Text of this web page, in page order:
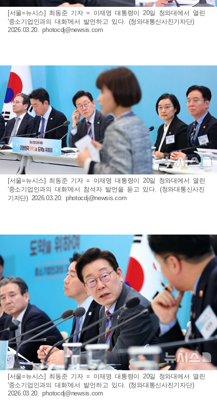
[서울=뉴시스] 최동준 기자 = 이재명 대통령이 20일 청와대에서 열린
'중소기업인과의 대화'에서 발언하고 있다. (청와대통신사진기자단)
2026.03.20.photocdj@newsis.com
[서울=뉴시스] 최동준 기자 = 이재명 대통령이 20일 청와대에서 열린
'중소기업인과의 대화'에서 참석자 발언을 듣고 있다. (청와대통신사진
기자단) 2026.03.20. photocdj@newsis.com
[서울=뉴시스] 최동준 기자 = 이재명 대통령이 20일 청와대에서 열린
'중소기업인과의 대화'에서 발언하고 있다. (청와대통신사진기자단)
2026.03.20.photocdj@newsis.com